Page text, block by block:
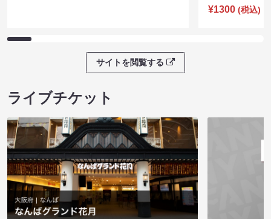
¥1300 (税込)
サイトを閲覧する
ライブチケット